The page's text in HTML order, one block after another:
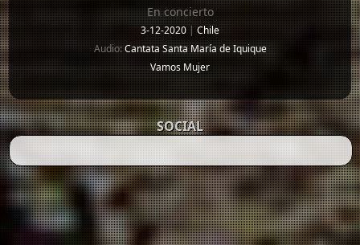
En concierto
3-12-2020|Chile
Audio:Cantata Santa María de Iquique
Vamos Mujer
SOCIAL